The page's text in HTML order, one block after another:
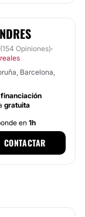
(154 Opiniones)·
Barcelona,
financiación
gratuita
en 1h
CONTACTAR